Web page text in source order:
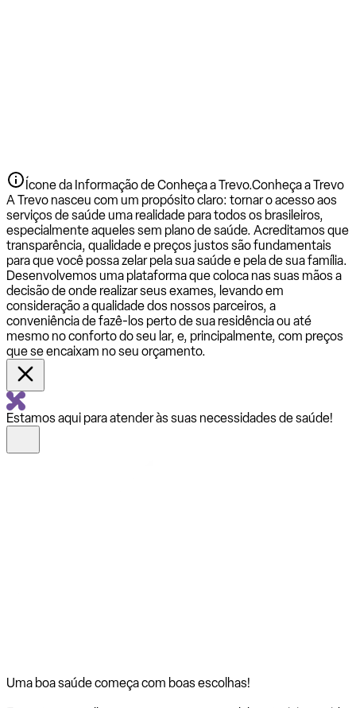
Ícone da Informação de Conheça a Trevo.Conheça a Trevo
A Trevo nasceu com um propósito claro: tornar o acesso aos
serviços de saúde uma realidade para todos os brasileiros,
especialmente aqueles sem plano de saúde. Acreditamos que
transparência, qualidade e preços justos são fundamentais
para que você possa zelar pela sua saúde e pela de sua família.
Desenvolvemos uma plataforma que coloca nas suas mãos a
decisão de onde realizar seus exames, levando em
consideração a qualidade dos nossos parceiros, a
conveniência de fazê-los perto de sua residência ou até
mesmo no conforto do seu lar, e, principalmente, com preços
que se encaixam no seu orçamento.
Estamos aqui para atender às suas necessidades de saúde!
Uma boa saúde começa com boas escolhas!